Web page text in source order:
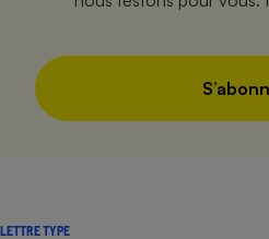
LETTRE TYPE